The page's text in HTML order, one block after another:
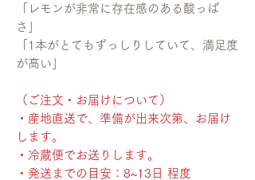
「レモンが非常に存在感のある酸っぱ
さ」
「1本がとてもずっしりしていて、満足度
が高い」
（ご注文・お届けについて）
・産地直送で、準備が出来次第、お届け
します。
・冷蔵便でお送りします。
・発送までの目安：8~13日 程度